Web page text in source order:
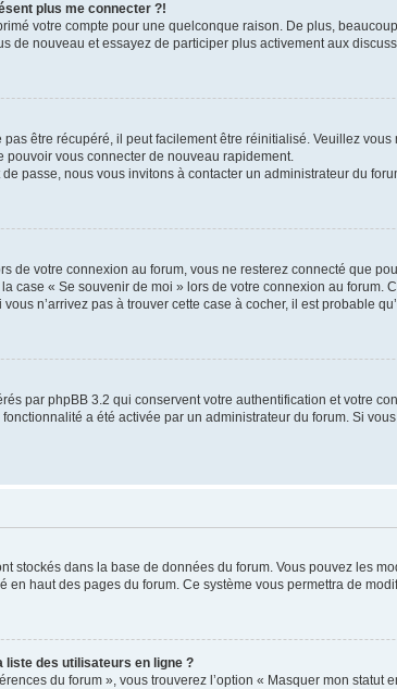
plus me connecter ?!
votre compte pour une quelconque raison. De plus,
de nouveau et essayez de participer plus activement aux
être récupéré, il peut facilement être réinitialisé. Veuillez
pouvoir vous connecter de nouveau rapidement.
passe, nous vous invitons à contacter un administrateur du
de votre connexion au forum, vous ne resterez connecté que
case « Se souvenir de moi » lors de votre connexion au
n’arrivez pas à trouver cette case à cocher, il est probable
par phpBB 3.2 qui conservent votre authentification et votre
a été activée par un administrateur du forum. Si
stockés dans la base de données du forum. Vous pouvez les
en haut des pages du forum. Ce système vous permettra de
liste des utilisateurs en ligne ?
du forum », vous trouverez l’option « Masquer mon